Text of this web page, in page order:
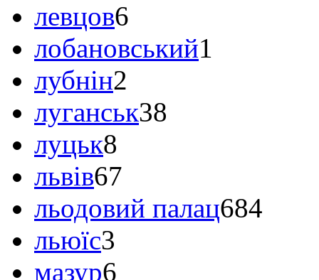
левцов6
лобановський1
лубнін2
луганськ38
луцьк8
львів67
льодовий палац684
льюїс3
мазур6